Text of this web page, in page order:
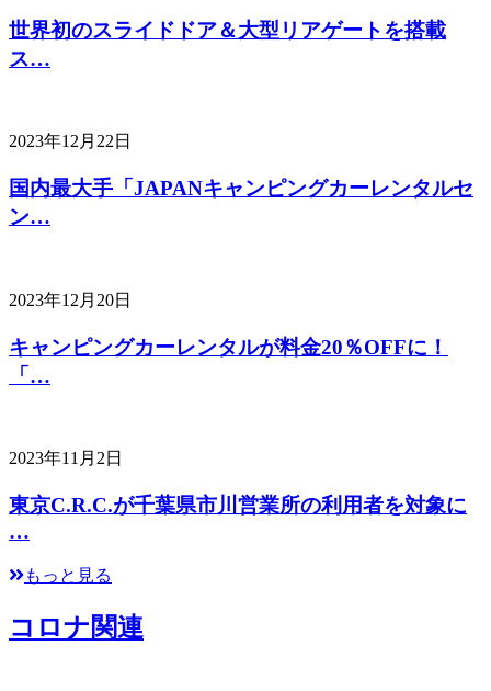
世界初のスライドドア＆大型リアゲートを搭載
ス…
2023年12月22日
国内最大手「JAPANキャンピングカーレンタルセ
ン…
2023年12月20日
キャンピングカーレンタルが料金20％OFFに！
「…
2023年11月2日
東京C.R.C.が千葉県市川営業所の利用者を対象に
…
もっと見る
コロナ関連